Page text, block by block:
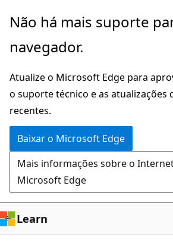
Pular
o
principal
Não há mais suporte
navegador.
Atualize o Microsoft Edge para
o suporte técnico e as atualizações
recentes.
Baixar o Microsoft Edge
Mais informações sobre o
Microsoft Edge
Learn